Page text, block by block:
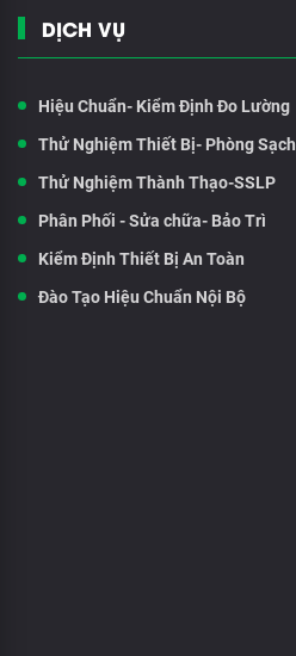
DỊCH VỤ
Hiệu Chuẩn- Kiểm Định Đo Lường
Thử Nghiệm Thiết Bị- Phòng Sạch
Thử Nghiệm Thành Thạo-SSLP
Phân Phối - Sửa chữa- Bảo Trì
Kiểm Định Thiết Bị An Toàn
Đào Tạo Hiệu Chuẩn Nội Bộ